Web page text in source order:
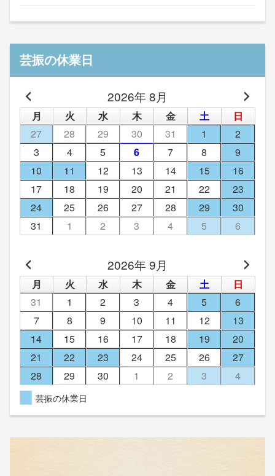
芸振の休業日
2026年 8月
月 火 水 木 金 土
日
27
28 29 30 31 1
2
3
4 5 6 7 8
9
10
11 12 13 14 15
16
17
18 19 20 21 22
23
24
25 26 27 28 29
30
31
1 2 3 4 5 6
2026年 9月
月 火 水 木 金 土
日
31
1 2 3 4 5
6
7
8 9 10 11 12
13
14
15 16 17 18 19
20
21
22 23 24 25 26
27
28
29 30 1 2 3 4
芸振の休業日